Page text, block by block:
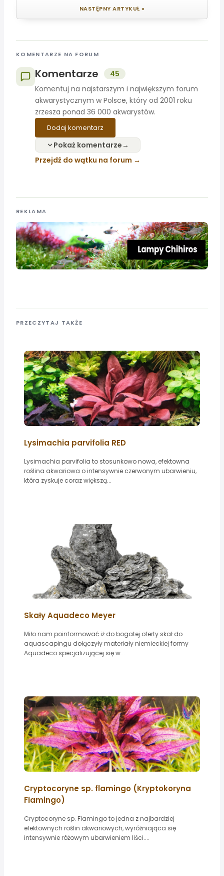
NASTĘPNY ARTYKUŁ »
KOMENTARZE NA FORUM
Komentarze
45
Komentuj na najstarszym i największym forum
akwarystycznym w Polsce, który od 2001 roku
zrzesza ponad 36 000 akwarystów.
Dodaj komentarz
Pokaż komentarze
Przejdź do wątku na forum
REKLAMA
PRZECZYTAJ TAKŻE
Lysimachia parvifolia RED
Lysimachia parvifolia to stosunkowo nowa, efektowna
roślina akwariowa o intensywnie czerwonym ubarwieniu,
która zyskuje coraz większą...
Skały Aquadeco Meyer
Miło nam poinformować iż do bogatej oferty skał do
aquascapingu dołączyły materiały niemieckiej formy
Aquadeco specjalizującej się w...
Cryptocoryne sp. flamingo (Kryptokoryna
Flamingo)
Cryptocoryne sp. Flamingo to jedna z najbardziej
efektownych roślin akwariowych, wyróżniająca się
intensywnie różowym ubarwieniem liści....